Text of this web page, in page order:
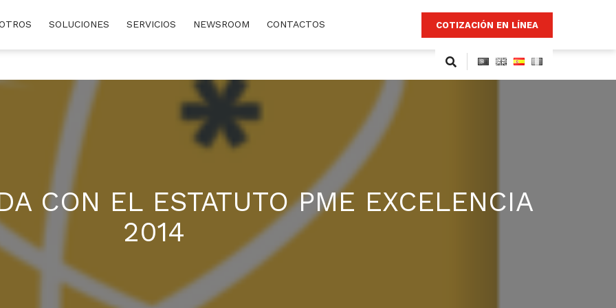
SOLUCIONES SERVICIOS NEWSROOM CONTACTOS COTIZACIÓN EN LÍNEA
CON EL ESTATUTO PME EXCELENCIA
2014